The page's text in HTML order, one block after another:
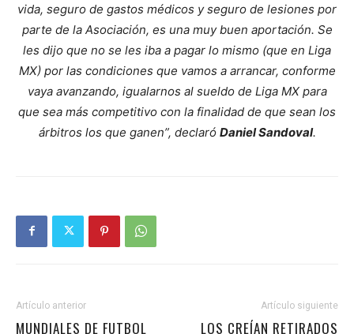
vida, seguro de gastos médicos y seguro de lesiones por
parte de la Asociación, es una muy buen aportación. Se
les dijo que no se les iba a pagar lo mismo (que en Liga
MX) por las condiciones que vamos a arrancar, conforme
vaya avanzando, igualarnos al sueldo de Liga MX para
que sea más competitivo con la finalidad de que sean los
árbitros los que ganen”, declaró Daniel Sandoval.
Artículo anterior
MUNDIALES DE FUTBOL
Artículo siguiente
LOS CREÍAN RETIRADOS